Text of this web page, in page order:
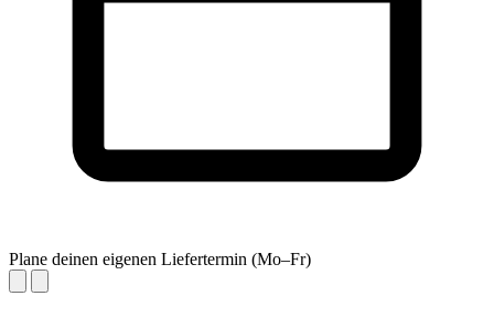
Plane deinen eigenen Liefertermin (Mo–Fr)